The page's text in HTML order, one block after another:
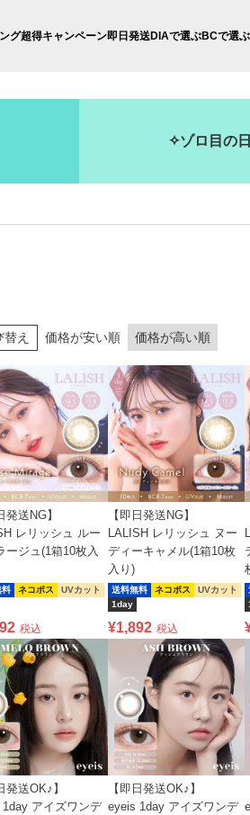
グ超得キャンペーン即日発送DIAで選ぶBCで選ぶ
✧ゾロ目の
替え 価格が安い順 価格が高い順
発送NG】
レリッシュ ルー
ージュ(1箱10枚入
料 ネコポス
UVカット
税込
【即日発送NG】
LALISH レリッシュ ヌー
ディーキャメル(1箱10枚
入り)
送料無料 ネコポス
UVカット
1day
¥1,892 税込
発送OK♪】
アイズワンデ
【即日発送OK♪】
eyeis 1day アイズワンデ